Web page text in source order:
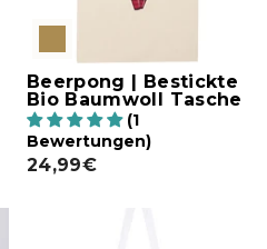
Beerpong | Bestickte
Bio Baumwoll Tasche
(1
Bewertungen)
24,99€